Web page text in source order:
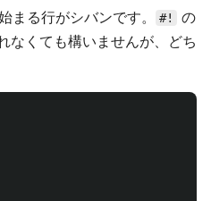
まる行がシバンです。 #!
の
なくても構いませんが、どち